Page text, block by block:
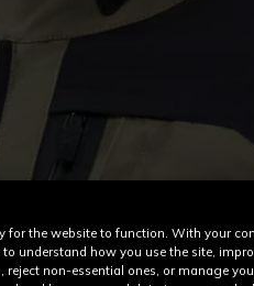
for the website to function. With your
understand how you use the site,
reject non-essential ones, or manage